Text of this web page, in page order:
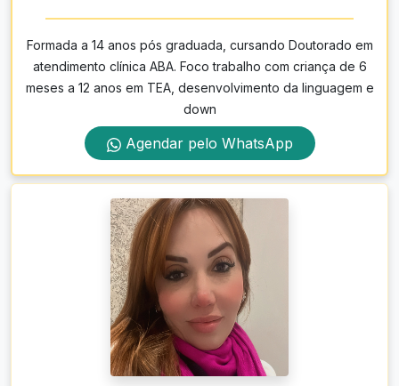
Formada a 14 anos pós graduada, cursando Doutorado em
atendimento clínica ABA. Foco trabalho com criança de 6
meses a 12 anos em TEA, desenvolvimento da linguagem e
down
Agendar pelo WhatsApp